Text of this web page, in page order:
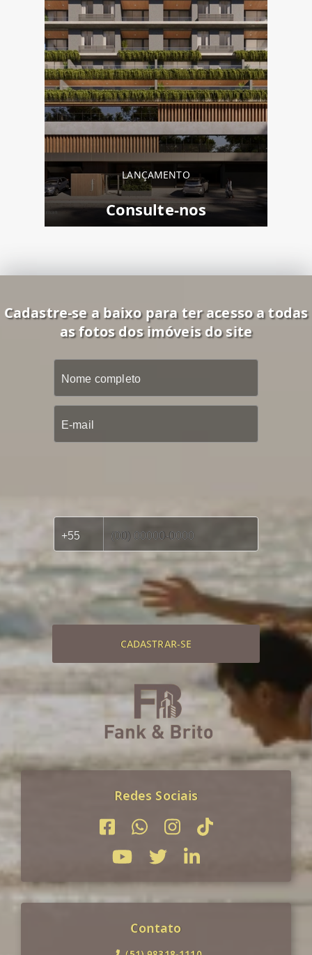
LANÇAMENTO
Consulte-nos
Cadastre-se a baixo para ter acesso a todas
as fotos dos imóveis do site
CADASTRAR-SE
Redes Sociais
Contato